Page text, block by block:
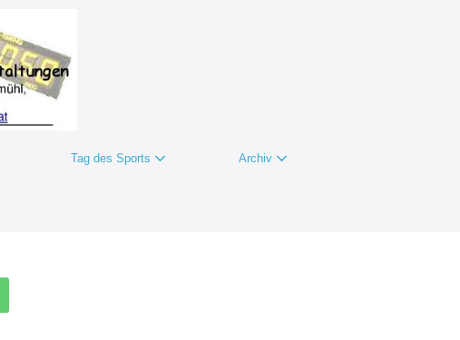
Tag des Sports Archiv